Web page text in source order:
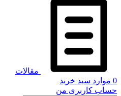
مقالات
0 موارد سبد خرید
حساب کاربری من